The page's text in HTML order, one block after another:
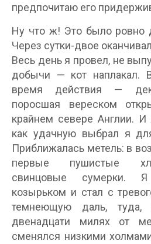
предпочитаю его
Ну что ж! Это было ровно
Через сутки-двое
Весь день я провел, не
добычи — кот наплакал.
время действия —
поросшая вереском
крайнем севере Англии.
как удачную выбрал я
Приближалась метель: в
первые пушистые
свинцовые сумерки.
козырьком и стал с
темнеющую даль,
двенадцати милях от
сменялся низкими